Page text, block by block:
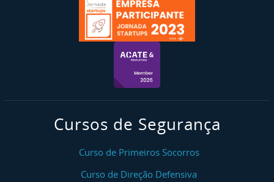
Cursos de Segurança
Curso de Primeiros Socorros
Curso de Direção Defensiva